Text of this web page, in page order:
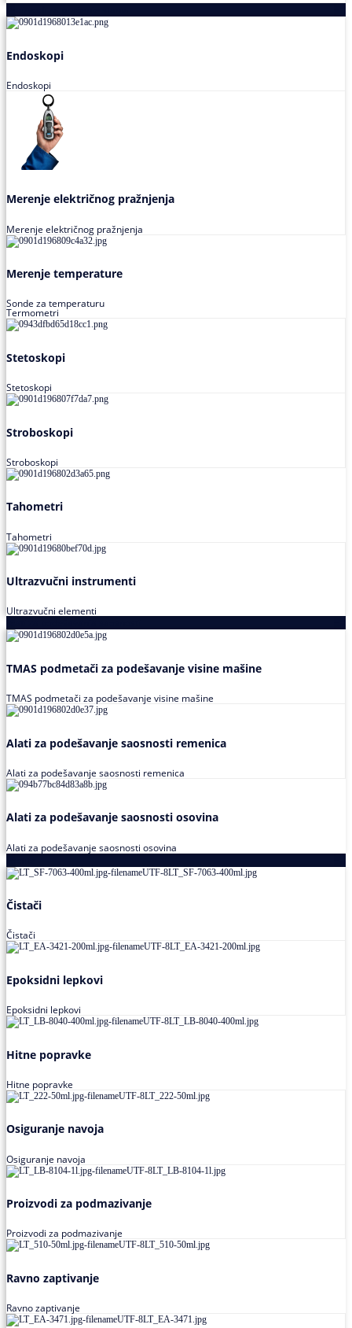
Endoskopi
Endoskopi
Merenje električnog pražnjenja
Merenje električnog pražnjenja
Merenje temperature
Sonde za temperaturu
Termometri
Stetoskopi
Stetoskopi
Stroboskopi
Stroboskopi
Tahometri
Tahometri
Ultrazvučni instrumenti
Ultrazvučni elementi
TMAS podmetači za podešavanje visine mašine
TMAS podmetači za podešavanje visine mašine
Alati za podešavanje saosnosti remenica
Alati za podešavanje saosnosti remenica
Alati za podešavanje saosnosti osovina
Alati za podešavanje saosnosti osovina
Čistači
Čistači
Epoksidni lepkovi
Epoksidni lepkovi
Hitne popravke
Hitne popravke
Osiguranje navoja
Osiguranje navoja
Proizvodi za podmazivanje
Proizvodi za podmazivanje
Ravno zaptivanje
Ravno zaptivanje